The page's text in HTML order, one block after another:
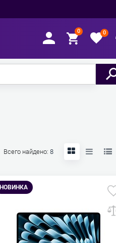
0 0
Всего найдено: 8
НОВИНКА